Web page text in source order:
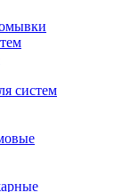
систем